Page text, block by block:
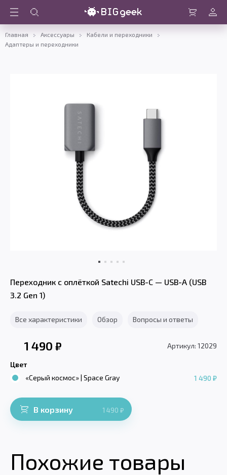
Войти
Главная Аксессуары
Кабели и переходники
Адаптеры и переходники
Переходник с оплёткой Satechi USB-C — USB-A (USB
3.2 Gen 1)
Все характеристики Обзор Вопросы и ответы
1 490 ₽ Артикул: 12029
Цвет
«Серый космос» | Space Gray
1 490 ₽
В корзину 1 490 ₽
Похожие товары